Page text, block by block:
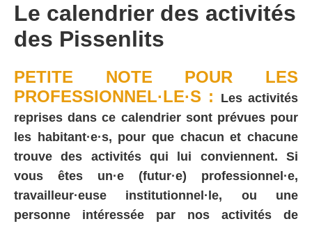
Le calendrier des activités
des Pissenlits
PETITE NOTE POUR LES
PROFESSIONNEL·LE·S :
Les activités
reprises dans ce calendrier sont prévues pour
les habitant·e·s, pour que chacun et chacune
trouve des activités qui lui conviennent. Si
vous êtes un·e (futur·e) professionnel·e,
travailleur·euse institutionnel·le, ou une
personne intéressée par nos activités de